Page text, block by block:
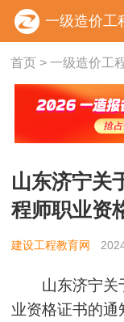
一级造价工
首页> 一级造价工
山东济宁关
程师职业资
建设工程教育网
山东济宁关
业资格证书的通